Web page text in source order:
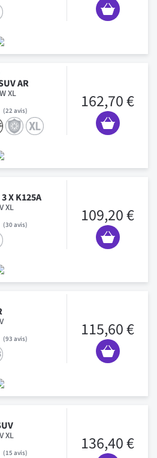
AR
XL
22 avis 162,70 €
X K125A
XL
30avis 109,20 €
93 avis 115,60 €
XL
15 avis 136,40 €